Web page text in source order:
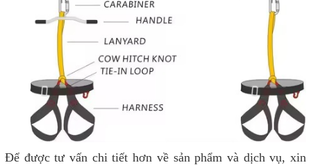
Để được tư vấn chi tiết hơn về sản phẩm và dịch vụ, xin